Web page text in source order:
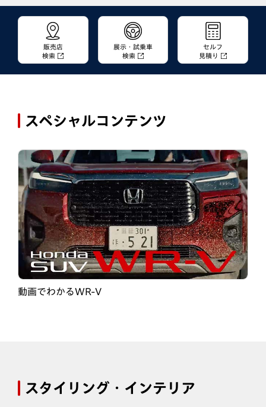
販売店
検索
展示・試乗車
検索
セルフ
見積り
スペシャルコンテンツ
動画でわかるWR-V
スタイリング・インテリア